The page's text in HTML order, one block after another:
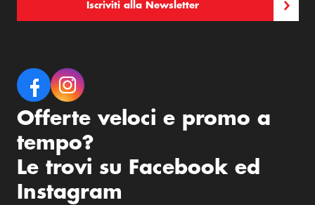
Iscriviti alla Newsletter
Offerte veloci e promo a
tempo?
Le trovi su Facebook ed
Instagram